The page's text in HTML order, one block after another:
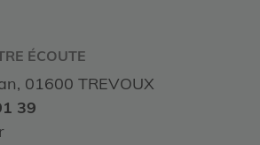
ÉCOUTE
01600 TREVOUX
39